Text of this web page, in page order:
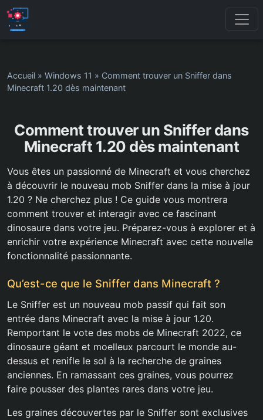
Accueil » Windows 11 » Comment trouver un Sniffer dans
Minecraft 1.20 dès maintenant
Comment trouver un Sniffer dans
Minecraft 1.20 dès maintenant
Vous êtes un passionné de Minecraft et vous cherchez
à découvrir le nouveau mob Sniffer dans la mise à jour
1.20 ? Ne cherchez plus ! Ce guide vous montrera
comment trouver et interagir avec ce fascinant
dinosaure dans votre jeu. Préparez-vous à explorer et à
enrichir votre expérience Minecraft avec cette nouvelle
fonctionnalité passionnante.
Qu’est-ce que le Sniffer dans Minecraft ?
Le Sniffer est un nouveau mob passif qui fait son
entrée dans Minecraft avec la mise à jour 1.20.
Remportant le vote des mobs de Minecraft 2022, ce
dinosaure géant et moelleux parcourt le monde au-
dessus et renifle le sol à la recherche de graines
anciennes. En ramassant ces graines, vous pourrez
faire pousser des plantes rares dans votre jeu.
Les graines découvertes par le Sniffer sont exclusives